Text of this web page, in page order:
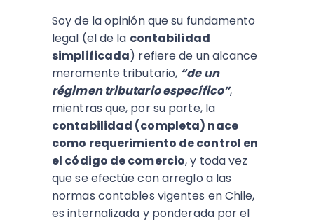
Soy de la opinión que su fundamento
legal (el de la contabilidad
simplificada) refiere de un alcance
meramente tributario, “de un
régimen tributario específico”,
mientras que, por su parte, la
contabilidad (completa) nace
como requerimiento de control en
el código de comercio, y toda vez
que se efectúe con arreglo a las
normas contables vigentes en Chile,
es internalizada y ponderada por el